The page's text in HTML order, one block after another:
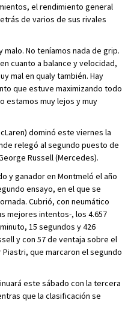
el rendimiento general
de varios de sus rivales
No teníamos nada de grip.
cuanto a balance y velocidad,
mal en qualy también. Hay
que estuve maximizando todo
estamos muy lejos y muy
dominó este viernes la
relegó al segundo puesto de
Russell (Mercedes).
y ganador en Montmeló el año
ensayo, en el que se
Cubrió, con neumático
mejores intentos-, los 4.657
15 segundos y 426
y con 57 de ventaja sobre el
que marcaron el segundo
este sábado con la tercera
que la clasificación se